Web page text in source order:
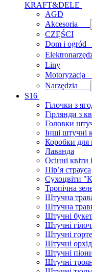
KRAFT&DELE
AGD
Akcesoria
CZĘŚCI
Dom i ogród
Liny
Motoryzacja
Narzędzia
S16
Гілочки з
Гірлянди з
Головки
Інші штучні
Коробки для
Лаванда
Осінні квіти
Пір’я страуса
Сухоцвіти
Тропічна
Штучна
Штучна
Штучні
Штучні
Штучні
Штучні
Штучні
Штучні